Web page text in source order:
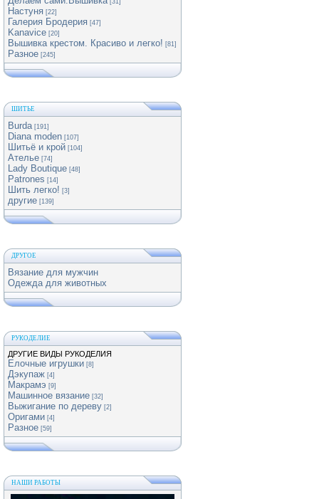
[31]
Настуня [22]
Галерия Бродерия [47]
Kanavice [20]
Вышивка крестом. Красиво и легко! [81]
Разное [245]
ШИТЬЕ
Burda [191]
Diana moden [107]
Шитьё и крой [104]
Ателье [74]
Lady Boutique [48]
Patrones [14]
Шить легко! [3]
другие [139]
ДРУГОЕ
Вязание для мужчин
Одежда для животных
РУКОДЕЛИЕ
ДРУГИЕ ВИДЫ РУКОДЕЛИЯ
Елочные игрушки [8]
Дэкупаж [4]
Макрамэ [9]
Машинное вязание [32]
Выжигание по дереву [2]
Оригами [4]
Разное [59]
НАШИ РАБОТЫ